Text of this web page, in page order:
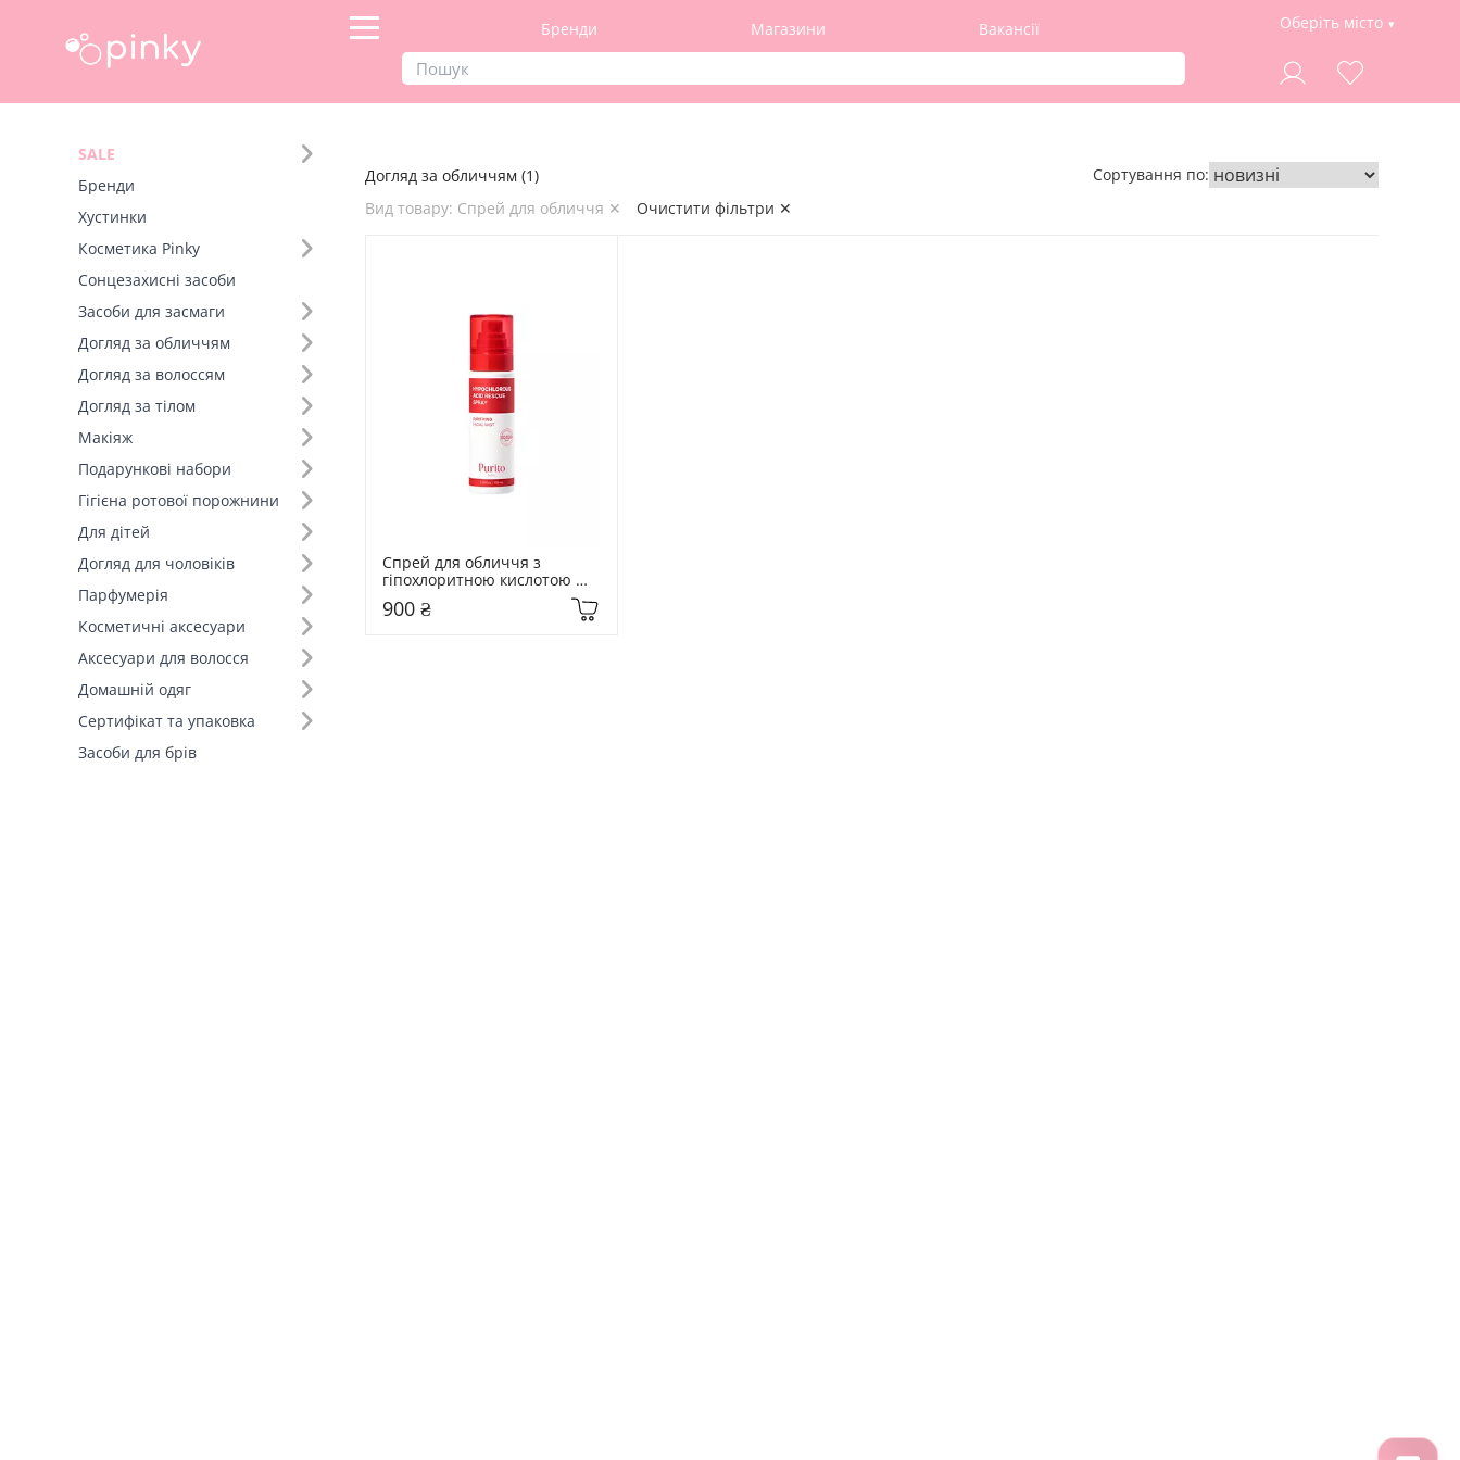
Бренди Магазини Вакансії Оберіть місто
SALE
Бренди
Хустинки
Косметика Pinky
Сонцезахисні засоби
Засоби для засмаги
Догляд за обличчям
Догляд за волоссям
Догляд за тілом
Макіяж
Подарункові набори
Гігієна ротової порожнини
Для дітей
Догляд для чоловіків
Парфумерія
Косметичні аксесуари
Аксесуари для волосся
Домашній одяг
Сертифікат та упаковка
Засоби для брів
Фільтр
Вид товару (92)
Догляд за обличчям (1)
Вид товару: Спрей для обличчя ✕
Очистити фільтри ✕
Сортування по:
Спрей для обличчя з
гіпохлоритною кислотою
Hypochlorous Acid Rescue
900 ₴